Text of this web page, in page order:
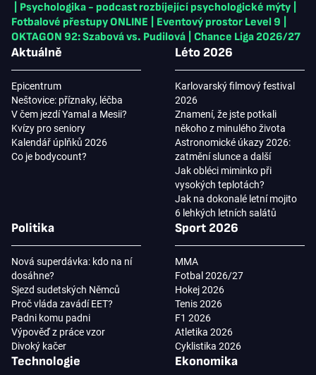
Psychologika - podcast rozbíjející psychologické mýty
Fotbalové přestupy ONLINE
Eventový prostor Level 9
OKTAGON 92: Szabová vs. Pudilová
Chance Liga 2026/27
Aktuálně
Epicentrum
Neštovice: příznaky, léčba
V čem jezdí Yamal a Mesii?
Kvízy pro seniory
Kalendář úplňků 2026
Co je bodycount?
Léto 2026
Karlovarský filmový festival
2026
Znamení, že jste potkali
někoho z minulého života
Astronomické úkazy 2026:
zatmění slunce a další
Jak obléci miminko při
vysokých teplotách?
Jak na dokonalé letní mojito
6 lehkých letních salátů
Politika
Nová superdávka: kdo na ní
dosáhne?
Sjezd sudetských Němců
Proč vláda zavádí EET?
Padni komu padni
Výpověď z práce vzor
Divoký kačer
Sport 2026
MMA
Fotbal 2026/27
Hokej 2026
Tenis 2026
F1 2026
Atletika 2026
Cyklistika 2026
Technologie Ekonomika